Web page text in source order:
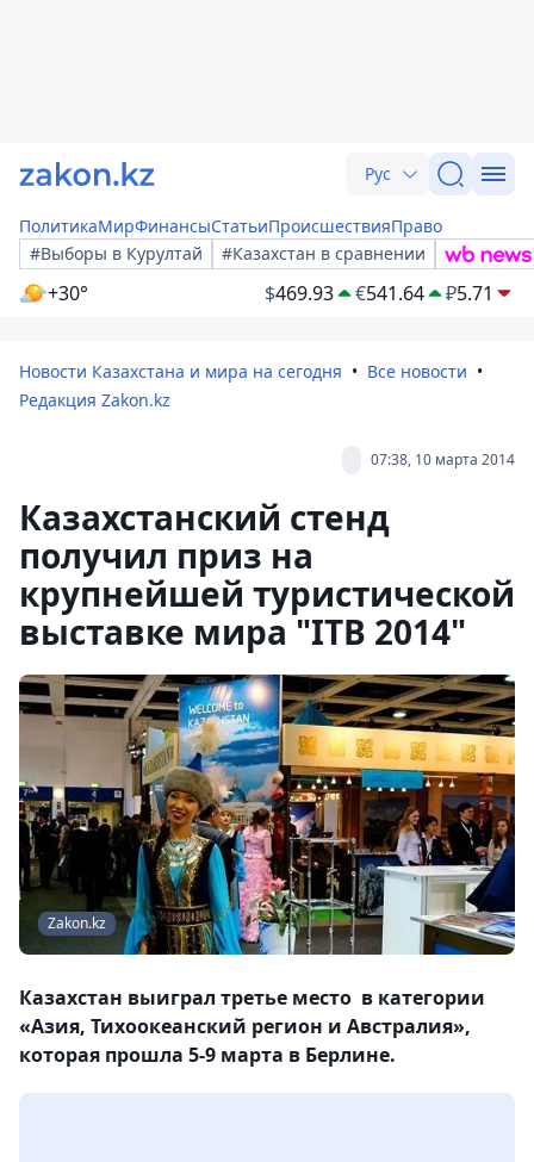
Рус
ПолитикаМирФинансыСтатьиПроисшествияПраво
#Выборы в Курултай
#Казахстан в сравнении
+30° $469.93 €541.64 ₽5.71
Новости Казахстана и мира на сегодня
Все новости
Редакция Zakon.kz
07:38, 10 марта 2014
Казахстанский стенд
получил приз на
крупнейшей туристической
выставке мира "ITB 2014"
Zakon.kz
Казахстан выиграл третье место в категории
«Азия, Тихоокеанский регион и Австралия»,
которая прошла 5-9 марта в Берлине.